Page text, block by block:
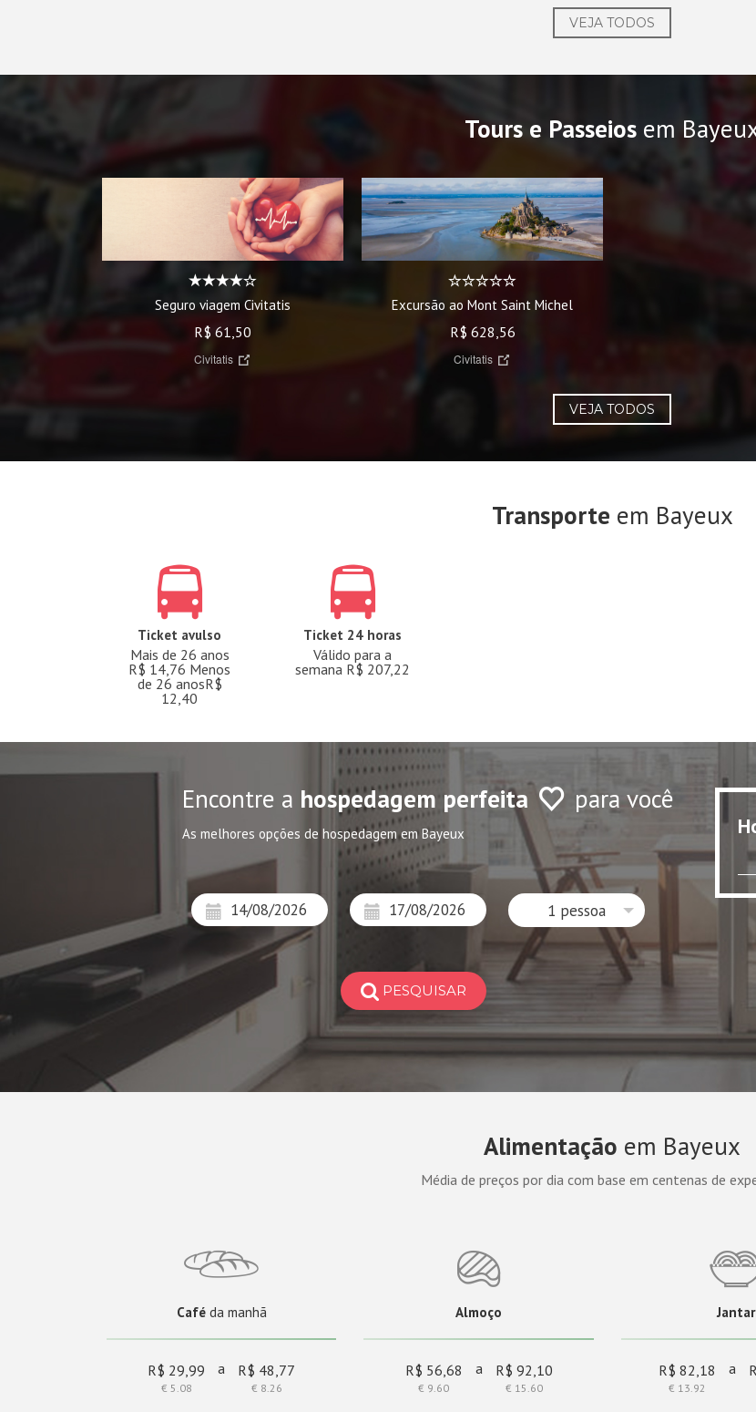
VEJA TODOS
Tours e Passeios em
Seguro viagem Civitatis
R$ 61,50
Civitatis
Excursão ao Mont Saint Michel
R$ 628,56
Civitatis
VEJA TODOS
Transporte em Bayeux
Ticket avulso
Mais de 26 anos
R$ 14,76 Menos
de 26 anosR$
12,40
Ticket 24 horas
Válido para a
semana R$ 207,22
Encontre a hospedagem perfeita para você
As melhores opções de hospedagem em Bayeux
1 pessoa
PESQUISAR
Alimentação em Bayeux
Média de preços por dia com base em centenas de
Caféda manhã
R$ 29,99
€ 5.08
a R$ 48,77
€ 8.26
Almoço
R$ 56,68
€ 9.60
a R$ 92,10
€ 15.60
Jantar
R$ 82,18
€ 13.92
a